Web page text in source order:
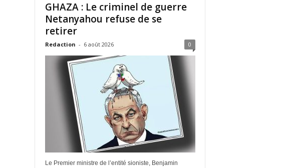
GHAZA : Le criminel de guerre
Netanyahou refuse de se
retirer
Redaction - 6 août 2026 0
Le Premier ministre de l’entité sioniste, Benjamin